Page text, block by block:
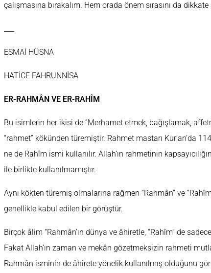
çalışmasına bırakalım. Hem orada önem sırasını da
ESMAİ HÜSNA
HATİCE FAHRUNNİSA
ER-RAHMÂN VE ER-RAHÎM
Bu isimlerin her ikisi de “Merhamet etmek, bağışlamak,
“rahmet” kökünden türemiştir. Rahmet mastarı Kur’an’da
ne de Rahîm ismi kullanılır. Allah’ın rahmetinin
ile birlikte kullanılmamıştır.
Aynı kökten türemiş olmalarına rağmen “Rahmân” ve
genellikle kabul edilen bir görüştür.
Birçok âlim “Rahmân’ın dünya ve âhiretle, “Rahîm” de
Fakat Allah’ın zaman ve mekân gözetmeksizin rahmeti
Rahmân isminin de âhirete yönelik kullanılmış olduğunu